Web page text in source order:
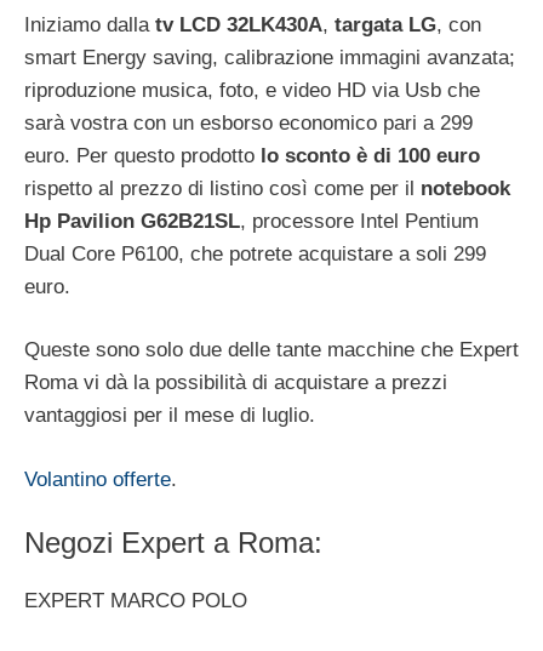
Iniziamo dalla tv LCD 32LK430A, targata LG, con
smart Energy saving, calibrazione immagini avanzata;
riproduzione musica, foto, e video HD via Usb che
sarà vostra con un esborso economico pari a 299
euro. Per questo prodotto lo sconto è di 100 euro
rispetto al prezzo di listino così come per il notebook
Hp Pavilion G62B21SL, processore Intel Pentium
Dual Core P6100, che potrete acquistare a soli 299
euro.
Queste sono solo due delle tante macchine che Expert
Roma vi dà la possibilità di acquistare a prezzi
vantaggiosi per il mese di luglio.
Volantino offerte.
Negozi Expert a Roma:
EXPERT MARCO POLO